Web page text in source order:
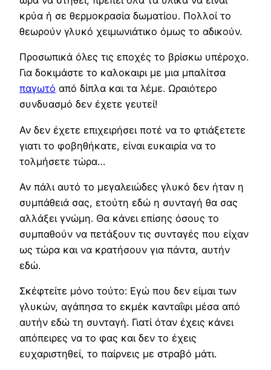
κρύα ή σε θερμοκρασία δωματίου. Πολλοί το
θεωρούν γλυκό χειμωνιάτικο όμως το αδικούν.
Προσωπικά όλες τις εποχές το βρίσκω υπέροχο.
Για δοκιμάστε το καλοκαιρι με μια μπαλίτσα
παγωτό από δίπλα και τα λέμε. Ωραιότερο
συνδυασμό δεν έχετε γευτεί!
Αν δεν έχετε επιχειρήσει ποτέ να το φτιάξετετε
γιατι το φοβηθήκατε, είναι ευκαιρία να το
τολμήσετε τώρα…
Αν πάλι αυτό το μεγαλειώδες γλυκό δεν ήταν η
συμπάθειά σας, ετούτη εδώ η συνταγή θα σας
αλλάξει γνώμη. Θα κάνει επίσης όσους το
συμπαθούν να πετάξουν τις συνταγές που είχαν
ως τώρα και να κρατήσουν για πάντα, αυτήν
εδώ.
Σκέφτείτε μόνο τούτο: Εγώ που δεν είμαι των
γλυκών, αγάπησα το εκμέκ κανταΐφι μέσα από
αυτήν εδώ τη συνταγή. Γιατί όταν έχεις κάνει
απόπειρες να το φας και δεν το έχεις
ευχαριστηθεί, το παίρνεις με στραβό μάτι.